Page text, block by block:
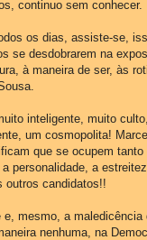
continuo sem conhecer.
os dias, assiste-se,
se desdobrarem na
à maneira de ser, às
inteligente, muito
um cosmopolita!
que se ocupem
personalidade, a
outros candidatos!!
mesmo, a
nenhuma, na